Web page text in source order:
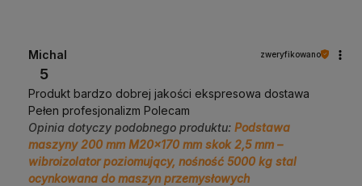
Michal zweryfikowano
5
Produkt bardzo dobrej jakości ekspresowa dostawa
Pełen profesjonalizm Polecam
Opinia dotyczy podobnego produktu: Podstawa
maszyny 200 mm M20x170 mm skok 2,5 mm –
wibroizolator poziomujący, nośność 5000 kg stal
ocynkowana do maszyn przemysłowych